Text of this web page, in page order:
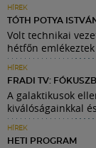
HÍREK
TÓTH POTYA
Volt technikai
hétfőn
HÍREK
FRADI TV:
A galaktikusok
kiválóságainkkal
HÍREK
HETI PROGRAM